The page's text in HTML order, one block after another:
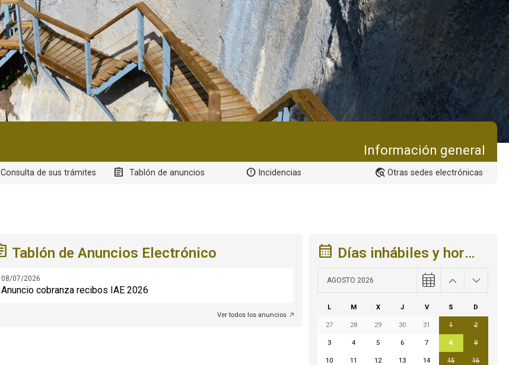
Información general
Consulta de sus trámites Tablón de anuncios Incidencias Otras sedes electrónicas
Tablón de Anuncios Electrónico
08/07/2026
Anuncio cobranza recibos IAE 2026
Ver todos los anuncios
Días inhábiles y hora de la sede
AGOSTO 2026
L M X J V S D
27 28 29 30 31 1 2
3 4 5 6 7 8 9
10 11 12 13 14 15 16